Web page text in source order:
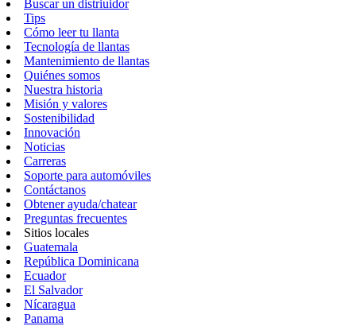
Buscar un distriuidor
Tips
Cómo leer tu llanta
Tecnología de llantas
Mantenimiento de llantas
Quiénes somos
Nuestra historia
Misión y valores
Sostenibilidad
Innovación
Noticias
Carreras
Soporte para automóviles
Contáctanos
Obtener ayuda/chatear
Preguntas frecuentes
Sitios locales
Guatemala
República Dominicana
Ecuador
El Salvador
Nícaragua
Panama